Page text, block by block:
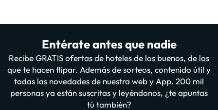
Entérate antes que nadie
Recibe GRATIS ofertas de hoteles de los buenos, de los
que te hacen flipar. Además de sorteos, contenido útil y
todas las novedades de nuestra web y App. 200 mil
personas ya están suscritas y leyéndonos, ¿te apuntas
tú también?